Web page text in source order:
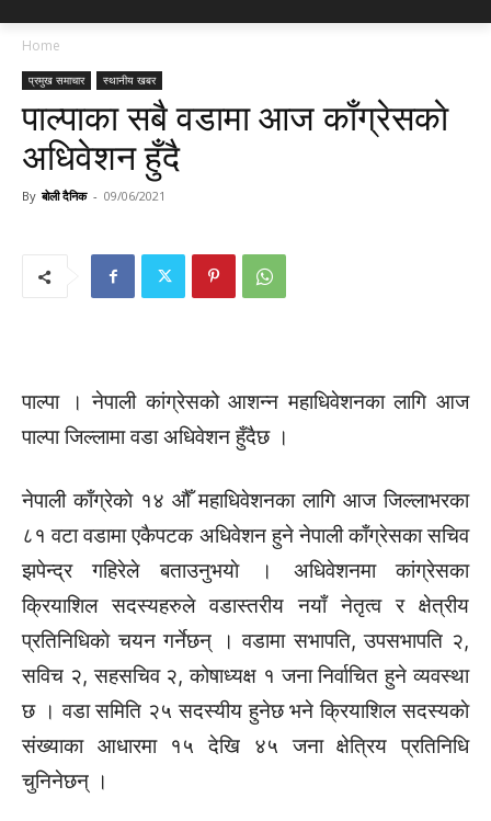
Home
प्रमुख समाचार स्थानीय खबर
पाल्पाका सबै वडामा आज काँग्रेसकाे
अधिवेशन हुँदै
By बोली दैनिक - 09/06/2021
पाल्पा । नेपाली कांग्रेसको आशन्न महाधिवेशनका लागि आज
पाल्पा जिल्लामा वडा अधिवेशन हुँदैछ ।
नेपाली काँग्रेकाे १४ औँ महाधिवेशनका लागि आज जिल्लाभरका
८१ वटा वडामा एकैपटक अधिवेशन हुने नेपाली काँग्रेसका सचिव
झपेन्द्र गहिरेले बताउनुभयाे । अधिवेशनमा कांग्रेसका
क्रियाशिल सदस्यहरुले वडास्तरीय नयाँ नेतृत्व र क्षेत्रीय
प्रतिनिधिकाे चयन गर्नेछन् । वडामा सभापति, उपसभापति २,
सविच २, सहसचिव २, कोषाध्यक्ष १ जना निर्वाचित हुने व्यवस्था
छ । वडा समिति २५ सदस्यीय हुनेछ भने क्रियाशिल सदस्यकाे
संख्याका आधारमा १५ देखि ४५ जना क्षेत्रिय प्रतिनिधि
चुनिनेछन् ।